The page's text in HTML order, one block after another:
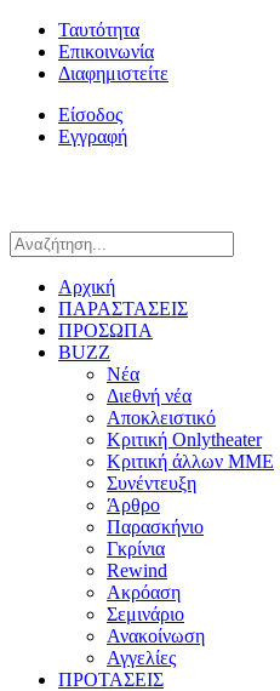
Ταυτότητα
Επικοινωνία
Διαφημιστείτε
Είσοδος
Εγγραφή
Αρχική
ΠΑΡΑΣΤΑΣΕΙΣ
ΠΡΟΣΩΠΑ
BUZZ
Νέα
Διεθνή νέα
Αποκλειστικό
Κριτική Onlytheater
Κριτική άλλων ΜΜΕ
Συνέντευξη
Άρθρο
Παρασκήνιο
Γκρίνια
Rewind
Ακρόαση
Σεμινάριο
Ανακοίνωση
Αγγελίες
ΠΡΟΤΑΣΕΙΣ